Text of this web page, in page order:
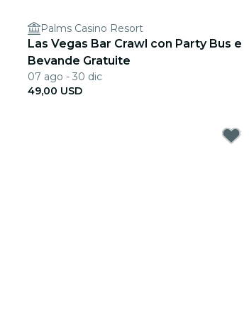
Palms Casino Resort
Las Vegas Bar Crawl con Party Bus e
Bevande Gratuite
07 ago - 30 dic
49,00 USD